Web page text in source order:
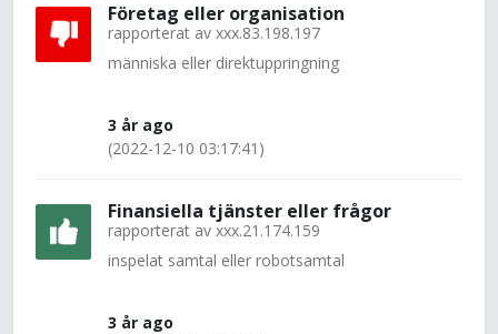
Företag eller organisation
rapporterat av xxx.83.198.197
människa eller direktuppringning
3 år ago
(2022-12-10 03:17:41)
Finansiella tjänster eller frågor
rapporterat av xxx.21.174.159
inspelat samtal eller robotsamtal
3 år ago